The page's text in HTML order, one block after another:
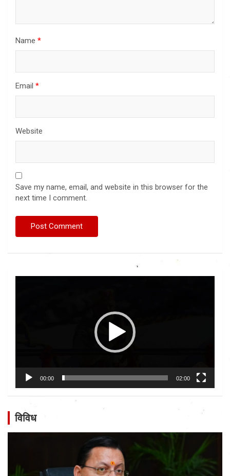
Name *
Email *
Website
Save my name, email, and website in this browser for the
next time I comment.
00:00 02:00
विविध